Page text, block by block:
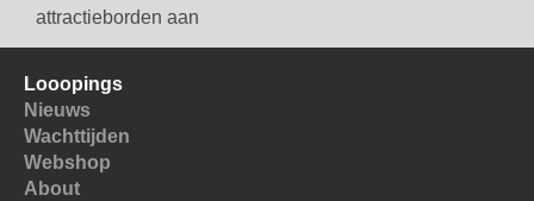
attractieborden aan
Looopings
Nieuws
Wachttijden
Webshop
About